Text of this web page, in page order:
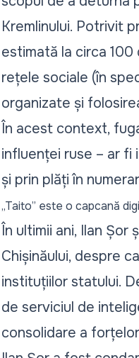
Kremlinului. Potrivit
estimată la circa
rețele sociale (în
organizate și
În acest context,
influenței ruse – ar fi
și prin plăți în
„Taito” este o capcană
În ultimii ani, Ilan
Chișinăului, despre
instituțiilor statului.
de serviciul de
consolidare a